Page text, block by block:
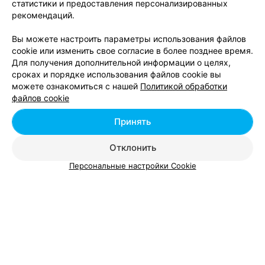
Лат-Л
Минск, пр-т Рокоссовского, 49 до 20:00
Все адреса
статистики и предоставления персонализированных
рекомендаций.
Вы можете настроить параметры использования файлов
cookie или изменить свое согласие в более позднее время.
Для получения дополнительной информации о целях,
сроках и порядке использования файлов cookie вы
можете ознакомиться с нашей Политикой обработки
файлов cookie
Отклонить
Принять
Персональные настройки Cookie